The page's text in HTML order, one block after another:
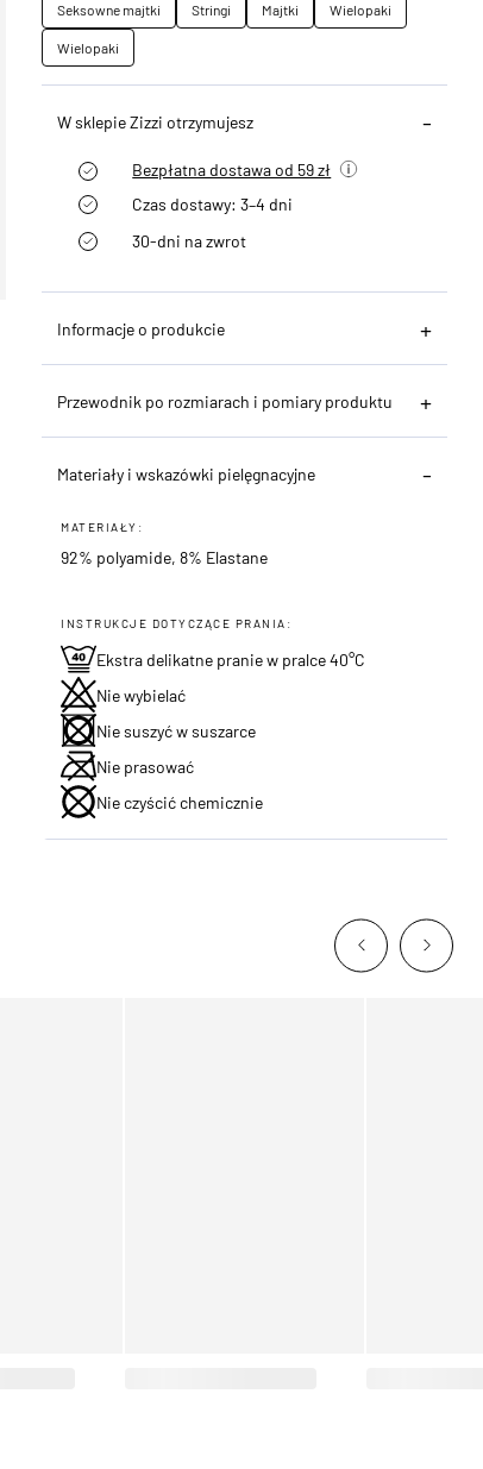
Seksowne majtki Stringi Majtki
Wielopaki
Wielopaki
W sklepie Zizzi otrzymujesz
Bezpłatna dostawa od 59 zł
Czas dostawy: 3–4 dni
30-dni na zwrot
Informacje o produkcie
Przewodnik po rozmiarach i pomiary produktu
Materiały i wskazówki pielęgnacyjne
MATERIAŁY:
92% polyamide, 8% Elastane
INSTRUKCJE DOTYCZĄCE PRANIA:
Ekstra delikatne pranie w pralce 40°C
Nie wybielać
Nie suszyć w suszarce
Nie prasować
Nie czyścić chemicznie